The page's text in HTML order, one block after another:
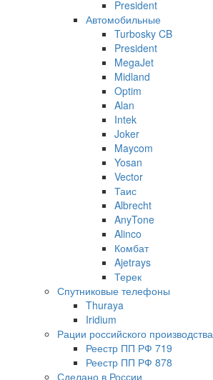
President
Автомобильные
Turbosky CB
President
MegaJet
Midland
Optim
Alan
Intek
Joker
Maycom
Yosan
Vector
Таис
Albrecht
AnyTone
Alinco
Комбат
Ajetrays
Терек
Спутниковые телефоны
Thuraya
Iridium
Рации российского производства
Реестр ПП РФ 719
Реестр ПП РФ 878
Сделано в России